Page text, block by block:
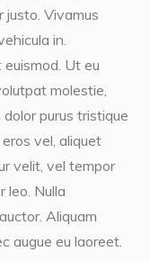
justo. Vivamus
in.
Ut eu
molestie,
purus tristique
vel, aliquet
velit, vel tempor
leo. Nulla
Aliquam
augue eu laoreet.